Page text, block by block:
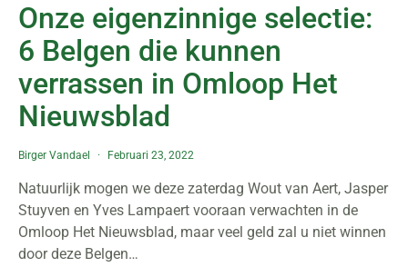
Onze eigenzinnige selectie:
6 Belgen die kunnen
verrassen in Omloop Het
Nieuwsblad
Birger Vandael Februari 23, 2022
Natuurlijk mogen we deze zaterdag Wout van Aert, Jasper
Stuyven en Yves Lampaert vooraan verwachten in de
Omloop Het Nieuwsblad, maar veel geld zal u niet winnen
door deze Belgen…